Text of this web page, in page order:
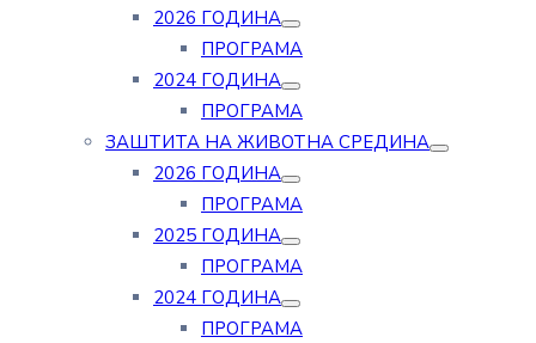
2026 ГОДИНА
ПРОГРАМА
2024 ГОДИНА
ПРОГРАМА
ЗАШТИТА НА ЖИВОТНА СРЕДИНА
2026 ГОДИНА
ПРОГРАМА
2025 ГОДИНА
ПРОГРАМА
2024 ГОДИНА
ПРОГРАМА